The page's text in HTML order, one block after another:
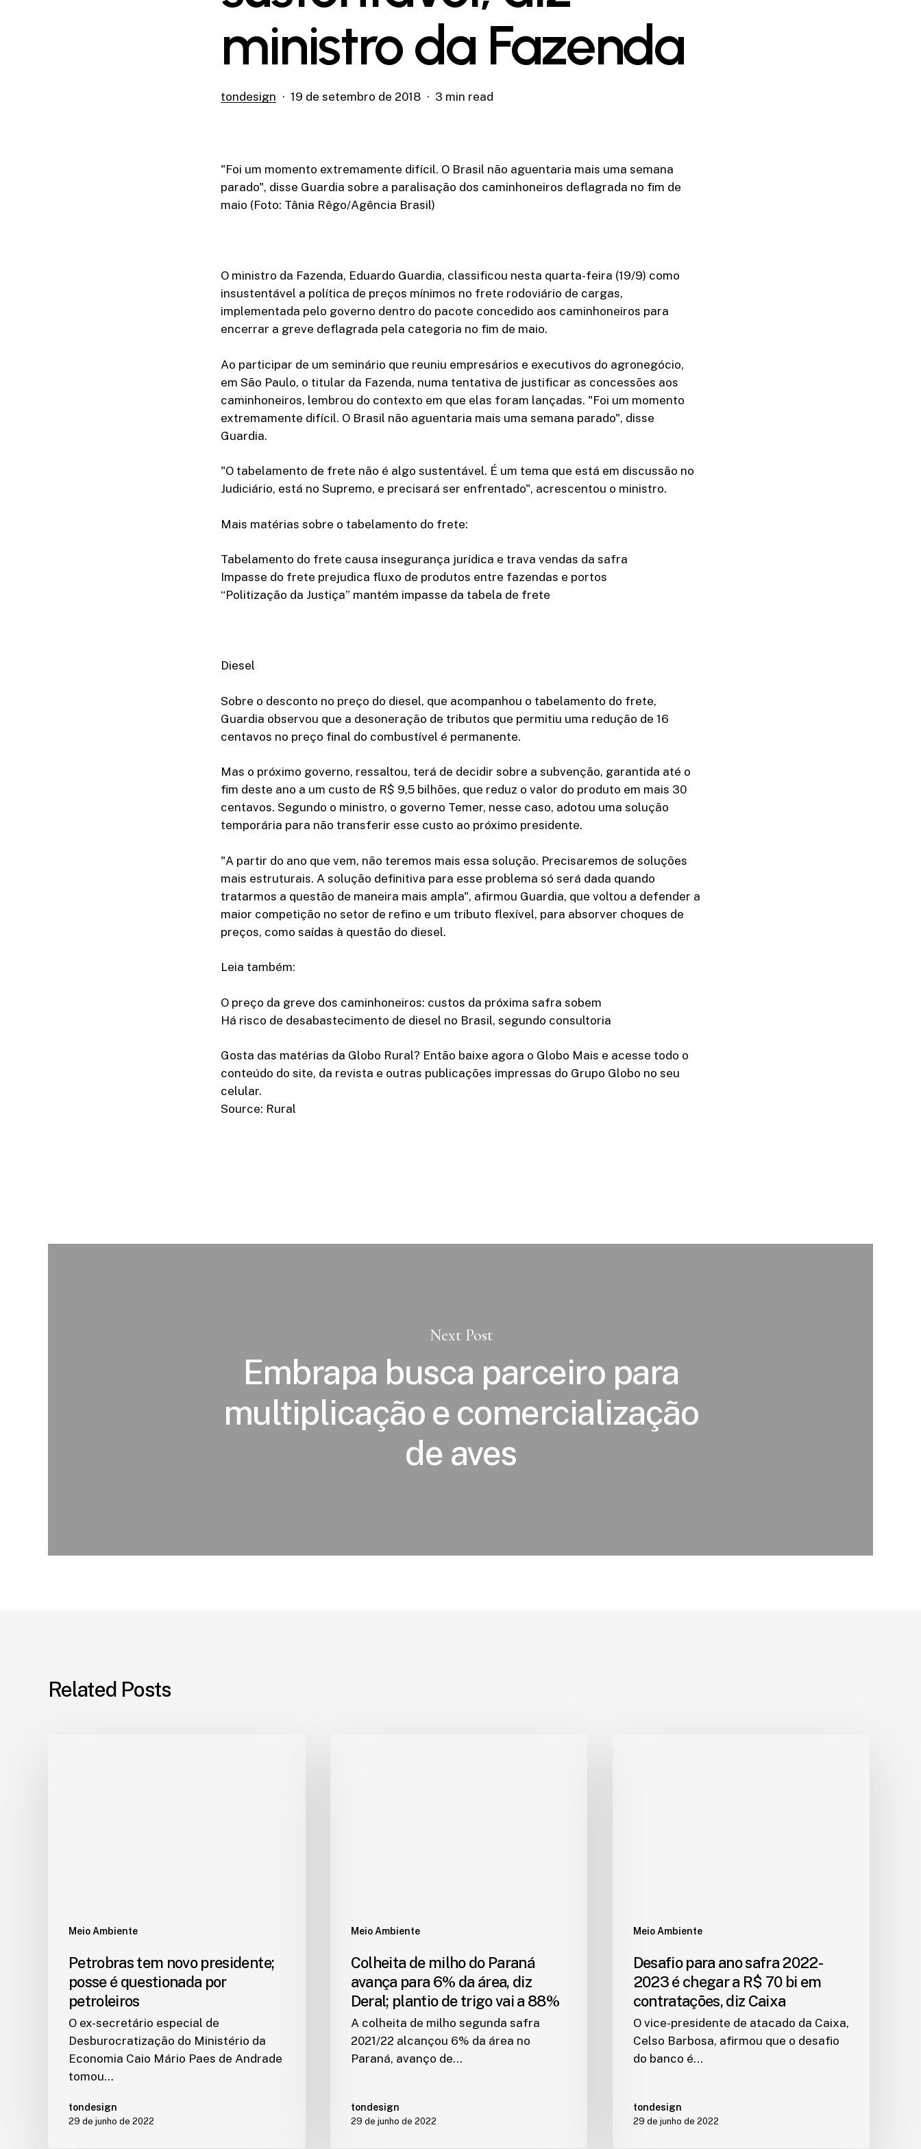
ministro da Fazenda
tondesign 19 de setembro de 2018 3 min read
"Foi um momento extremamente difícil. O Brasil não aguentaria mais uma semana
parado", disse Guardia sobre a paralisação dos caminhoneiros deflagrada no fim de
maio (Foto: Tânia Rêgo/Agência Brasil)
O ministro da Fazenda, Eduardo Guardia, classificou nesta quarta-feira (19/9) como
insustentável a política de preços mínimos no frete rodoviário de cargas,
implementada pelo governo dentro do pacote concedido aos caminhoneiros para
encerrar a greve deflagrada pela categoria no fim de maio.
Ao participar de um seminário que reuniu empresários e executivos do agronegócio,
em São Paulo, o titular da Fazenda, numa tentativa de justificar as concessões aos
caminhoneiros, lembrou do contexto em que elas foram lançadas. "Foi um momento
extremamente difícil. O Brasil não aguentaria mais uma semana parado", disse
Guardia.
"O tabelamento de frete não é algo sustentável. É um tema que está em discussão no
Judiciário, está no Supremo, e precisará ser enfrentado", acrescentou o ministro.
Mais matérias sobre o tabelamento do frete:
Tabelamento do frete causa insegurança jurídica e trava vendas da safra
Impasse do frete prejudica fluxo de produtos entre fazendas e portos
“Politização da Justiça” mantém impasse da tabela de frete
Diesel
Sobre o desconto no preço do diesel, que acompanhou o tabelamento do frete,
Guardia observou que a desoneração de tributos que permitiu uma redução de 16
centavos no preço final do combustível é permanente.
Mas o próximo governo, ressaltou, terá de decidir sobre a subvenção, garantida até o
fim deste ano a um custo de R$ 9,5 bilhões, que reduz o valor do produto em mais 30
centavos. Segundo o ministro, o governo Temer, nesse caso, adotou uma solução
temporária para não transferir esse custo ao próximo presidente.
"A partir do ano que vem, não teremos mais essa solução. Precisaremos de soluções
mais estruturais. A solução definitiva para esse problema só será dada quando
tratarmos a questão de maneira mais ampla", afirmou Guardia, que voltou a defender a
maior competição no setor de refino e um tributo flexível, para absorver choques de
preços, como saídas à questão do diesel.
Leia também:
O preço da greve dos caminhoneiros: custos da próxima safra sobem
Há risco de desabastecimento de diesel no Brasil, segundo consultoria
Gosta das matérias da Globo Rural? Então baixe agora o Globo Mais e acesse todo o
conteúdo do site, da revista e outras publicações impressas do Grupo Globo no seu
celular.
Source: Rural
Next Post
Embrapa busca parceiro para
multiplicação e comercialização
de aves
Related Posts
Meio Ambiente
Petrobras tem novo presidente;
posse é questionada por
petroleiros
O ex-secretário especial de
Desburocratização do Ministério da
Economia Caio Mário Paes de Andrade
tomou…
tondesign
29 de junho de 2022
Meio Ambiente
Colheita de milho do Paraná
avança para 6% da área, diz
Deral; plantio de trigo vai a 88%
A colheita de milho segunda safra
2021/22 alcançou 6% da área no
Paraná, avanço de…
tondesign
29 de junho de 2022
Meio Ambiente
Desafio para ano safra 2022-
2023 é chegar a R$ 70 bi em
contratações, diz Caixa
O vice-presidente de atacado da Caixa,
Celso Barbosa, afirmou que o desafio
do banco é…
tondesign
29 de junho de 2022